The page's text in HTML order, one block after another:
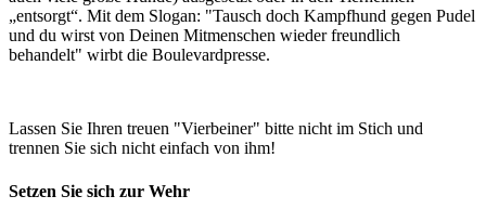
„entsorgt“. Mit dem Slogan: "Tausch doch Kampfhund gegen Pudel
und du wirst von Deinen Mitmenschen wieder freundlich
behandelt" wirbt die Boulevardpresse.
Lassen Sie Ihren treuen "Vierbeiner" bitte nicht im Stich und
trennen Sie sich nicht einfach von ihm!
Setzen Sie sich zur Wehr